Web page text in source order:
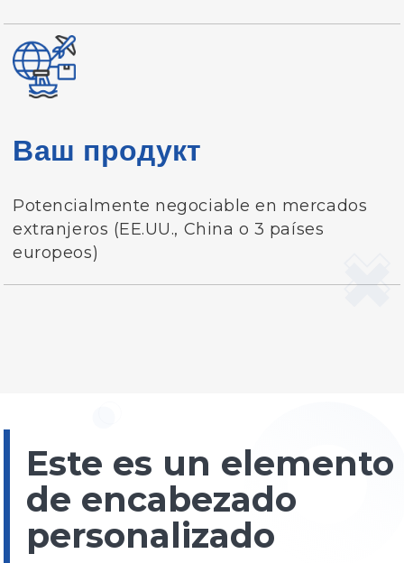
Ваш продукт
Potencialmente negociable en mercados
extranjeros (EE.UU., China o 3 países
europeos)
Este es un elemento
de encabezado
personalizado